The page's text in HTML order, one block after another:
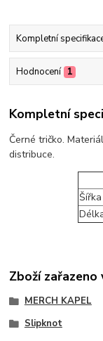
Kompletní
Hodnocení 1
Kompletní
Černé tričko.
distribuce.
Zboží
MERCH KAPEL
Slipknot